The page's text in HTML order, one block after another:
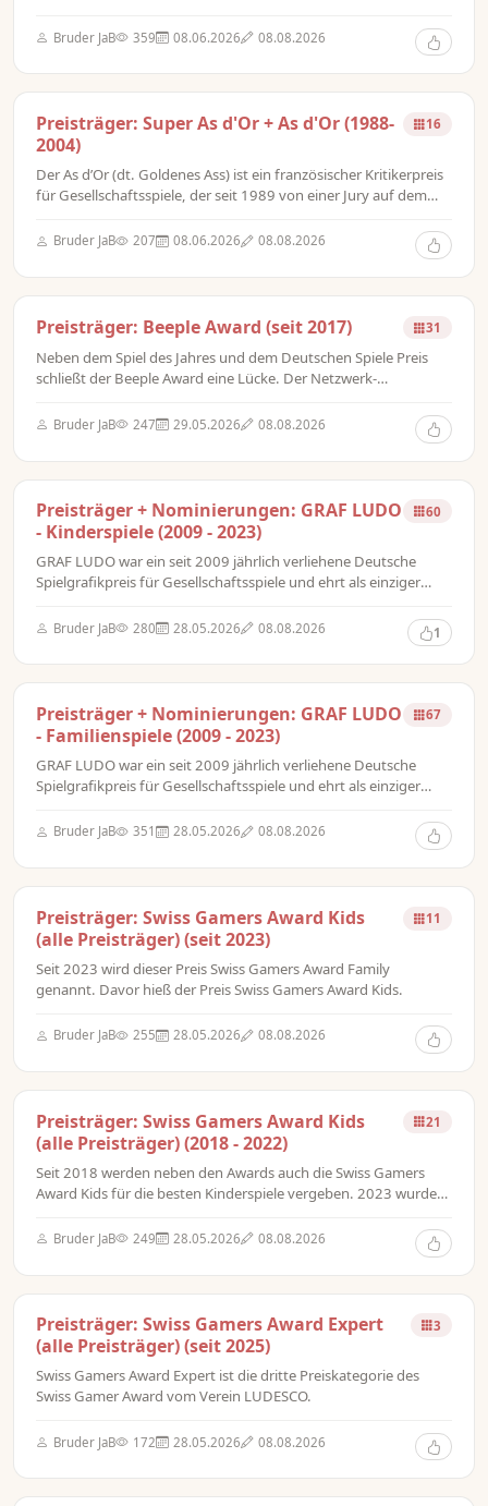
Spiele) in Cannes überreicht wird. 2005 fusionierte der Preis mit
dem Jeu de l’Année. Man entschied sich dafür, dass der Preis
erste As d’Or – Jeu de l’Année vergeben.
Bruder JaB 359 08.06.2026 08.08.2026
Preisträger: Super As d'Or + As d'Or (1988-
2004)
16
Der As d’Or (dt. Goldenes Ass) ist ein französischer Kritikerpreis
für Gesellschaftsspiele, der seit 1989 von einer Jury auf dem
Spiele) in Cannes überreicht wird. Als Sonderpreis wurde dem
Bruder JaB 207 08.06.2026 08.08.2026
Preisträger: Beeple Award (seit 2017) 31
Neben dem Spiel des Jahres und dem Deutschen Spiele Preis
schließt der Beeple Award eine Lücke. Der Netzwerk-
Bedürfnissen der Community und der Verlage gleichermaßen.
Bruder JaB 247 29.05.2026 08.08.2026
Preisträger + Nominierungen: GRAF LUDO
- Kinderspiele (2009 - 2023)
60
GRAF LUDO war ein seit 2009 jährlich verliehene Deutsche
Spielgrafikpreis für Gesellschaftsspiele und ehrt als einziger
Bruder JaB 280 28.05.2026 08.08.2026 1
Preisträger + Nominierungen: GRAF LUDO
- Familienspiele (2009 - 2023)
67
GRAF LUDO war ein seit 2009 jährlich verliehene Deutsche
Spielgrafikpreis für Gesellschaftsspiele und ehrt als einziger
Bruder JaB 351 28.05.2026 08.08.2026
Preisträger: Swiss Gamers Award Kids
(alle Preisträger) (seit 2023)
11
Seit 2023 wird dieser Preis Swiss Gamers Award Family
genannt. Davor hieß der Preis Swiss Gamers Award Kids.
Bruder JaB 255 28.05.2026 08.08.2026
Preisträger: Swiss Gamers Award Kids
(alle Preisträger) (2018 - 2022)
21
Seit 2018 werden neben den Awards auch die Swiss Gamers
Award Kids für die besten Kinderspiele vergeben. 2023 wurde
einfache Familienspiele aufzunehmen.
Bruder JaB 249 28.05.2026 08.08.2026
Preisträger: Swiss Gamers Award Expert
(alle Preisträger) (seit 2025)
3
Swiss Gamers Award Expert ist die dritte Preiskategorie des
Swiss Gamer Award vom Verein LUDESCO.
Bruder JaB 172 28.05.2026 08.08.2026